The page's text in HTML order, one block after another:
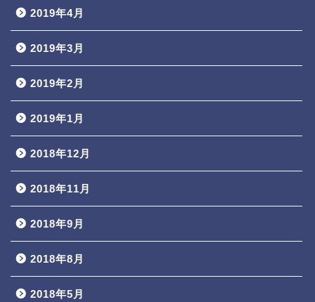
2019年4月
2019年3月
2019年2月
2019年1月
2018年12月
2018年11月
2018年9月
2018年8月
2018年5月